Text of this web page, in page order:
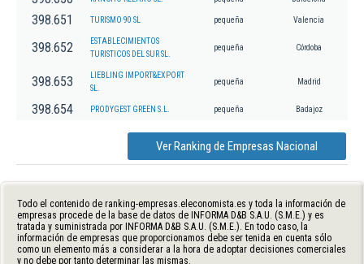
398.651 TURISMO 90 SL pequeña Valencia
398.652
ESTABLECIMIENTOS
TURISTICOS DEL SUR SL.
pequeña Córdoba
398.653
LIEBLING IMPORT&EXPORT
SL.
pequeña Madrid
398.654 PRODYGEST GREEN S.L. pequeña Badajoz
Ver Ranking de Empresas Nacional
Todo el contenido de ranking-empresas.eleconomista.es y toda la información de
empresas procede de la base de datos de INFORMA D&B S.A.U. (S.M.E.) y es
tratada y suministrada por INFORMA D&B S.A.U. (S.M.E.). En todo caso, la
información de empresas que proporcionamos debe ser tenida en cuenta sólo
como un elemento más a considerar a la hora de adoptar decisiones comerciales
y no debe por tanto determinar las mismas.